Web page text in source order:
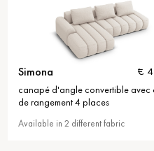
Simona €
canapé d'angle convertible avec
de rangement 4 places
Available in 2 different fabric